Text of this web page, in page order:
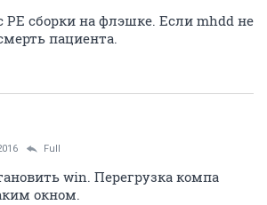
РЕ сборки на флэшке. Если mhdd не
пациента.
Full
win. Перегрузка компа
окном.